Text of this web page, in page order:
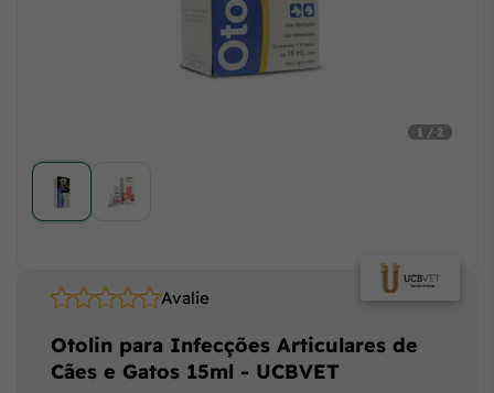
1 / 2
Avalie
Otolin para Infecções Articulares de
Cães e Gatos 15ml - UCBVET